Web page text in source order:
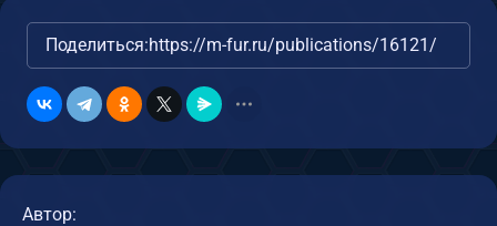
Поделиться:https://m-fur.ru/publications/16121/
Автор: